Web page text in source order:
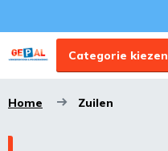
Categorie kiezen
Home Zuilen